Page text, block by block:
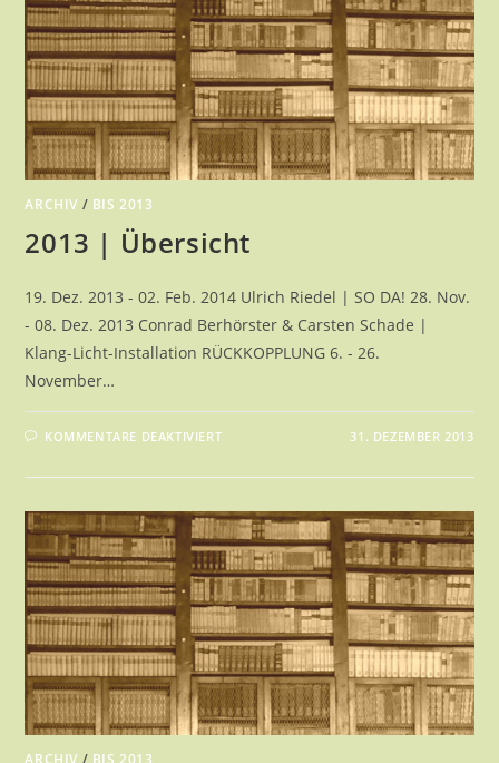
ARCHIV / BIS 2013
2013 | Übersicht
19. Dez. 2013 - 02. Feb. 2014 Ulrich Riedel | SO DA! 28. Nov.
- 08. Dez. 2013 Conrad Berhörster & Carsten Schade |
Klang-Licht-Installation RÜCKKOPPLUNG 6. - 26.
November…
KOMMENTARE DEAKTIVIERTFÜR
ÜBERSICHT
31. DEZEMBER 2013
ARCHIV / BIS 2013